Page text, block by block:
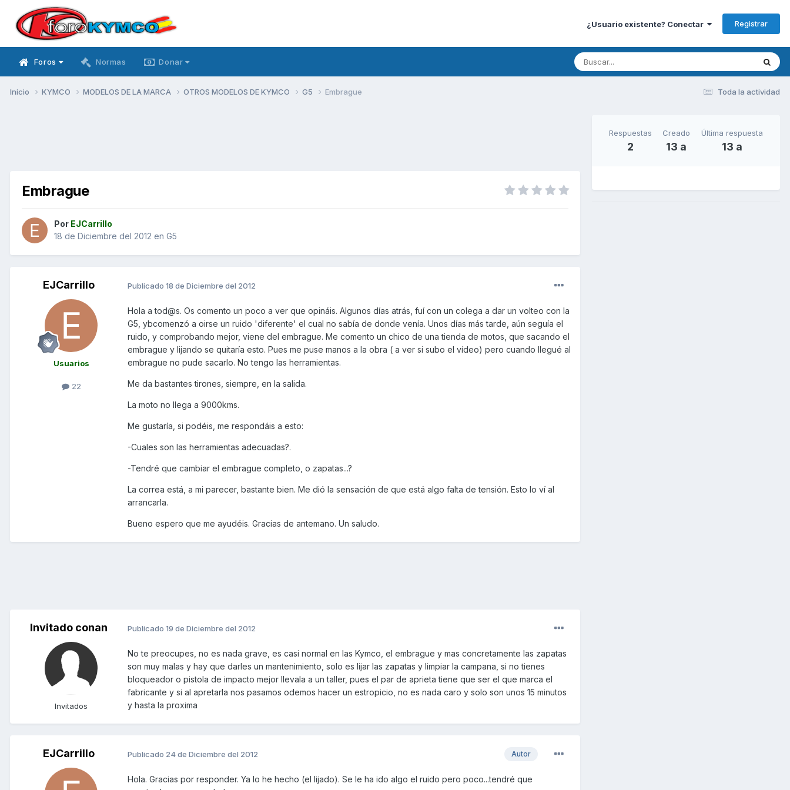
¿Usuario existente? Conectar Registrar
Foros Normas Donar
Toda la actividad
Inicio KYMCO MODELOS DE LA MARCA OTROS MODELOS DE KYMCO G5 Embrague
Embrague
Por EJCarrillo
18 de Diciembre del 2012 en G5
EJCarrillo
Usuarios
22
Publicado 18 de Diciembre del 2012
Hola a tod@s. Os comento un poco a ver que opináis. Algunos días atrás, fuí con un colega a dar un volteo con la
G5, ybcomenzó a oirse un ruido 'diferente' el cual no sabía de donde venía. Unos días más tarde, aún seguía el
ruido, y comprobando mejor, viene del embrague. Me comento un chico de una tienda de motos, que sacando el
embrague y lijando se quitaría esto. Pues me puse manos a la obra ( a ver si subo el vídeo) pero cuando llegué al
embrague no pude sacarlo. No tengo las herramientas.
Me da bastantes tirones, siempre, en la salida.
La moto no llega a 9000kms.
Me gustaría, si podéis, me respondáis a esto:
-Cuales son las herramientas adecuadas?.
-Tendré que cambiar el embrague completo, o zapatas...?
La correa está, a mi parecer, bastante bien. Me dió la sensación de que está algo falta de tensión. Esto lo ví al
arrancarla.
Bueno espero que me ayudéis. Gracias de antemano. Un saludo.
Invitado conan
Invitados
Publicado 19 de Diciembre del 2012
No te preocupes, no es nada grave, es casi normal en las Kymco, el embrague y mas concretamente las zapatas
son muy malas y hay que darles un mantenimiento, solo es lijar las zapatas y limpiar la campana, si no tienes
bloqueador o pistola de impacto mejor llevala a un taller, pues el par de aprieta tiene que ser el que marca el
fabricante y si al apretarla nos pasamos odemos hacer un estropicio, no es nada caro y solo son unos 15 minutos
y hasta la proxima
EJCarrillo Autor
Publicado 24 de Diciembre del 2012
Hola. Gracias por responder. Ya lo he hecho (el lijado). Se le ha ido algo el ruido pero poco...tendré que
Respuestas
2
Creado
13 a
Última respuesta
13 a